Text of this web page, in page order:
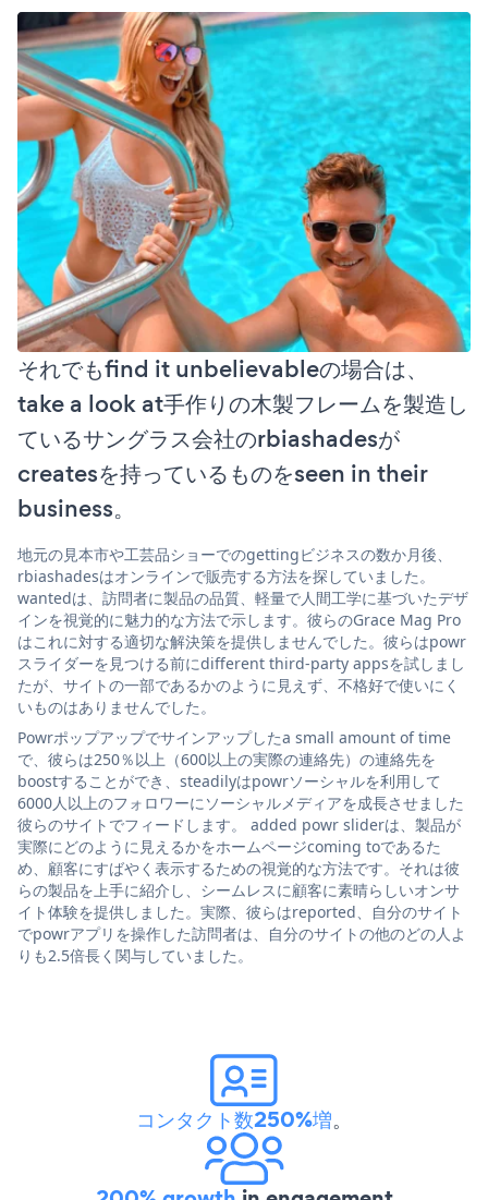
それでもfind it unbelievableの場合は、
take a look at手作りの木製フレームを製造し
ているサングラス会社のrbiashadesが
createsを持っているものをseen in their
business。
地元の見本市や工芸品ショーでのgettingビジネスの数か月後、
rbiashadesはオンラインで販売する方法を探していました。
wantedは、訪問者に製品の品質、軽量で人間工学に基づいたデザ
インを視覚的に魅力的な方法で示します。彼らのGrace Mag Pro
はこれに対する適切な解決策を提供しませんでした。彼らはpowr
スライダーを見つける前にdifferent third-party appsを試しまし
たが、サイトの一部であるかのように見えず、不格好で使いにく
いものはありませんでした。
Powrポップアップでサインアップしたa small amount of time
で、彼らは250％以上（600以上の実際の連絡先）の連絡先を
boostすることができ、steadilyはpowrソーシャルを利用して
6000人以上のフォロワーにソーシャルメディアを成長させました
彼らのサイトでフィードします。 added powr sliderは、製品が
実際にどのように見えるかをホームページcoming toであるた
め、顧客にすばやく表示するための視覚的な方法です。それは彼
らの製品を上手に紹介し、シームレスに顧客に素晴らしいオンサ
イト体験を提供しました。実際、彼らはreported、自分のサイト
でpowrアプリを操作した訪問者は、自分のサイトの他のどの人よ
りも2.5倍長く関与していました。
コンタクト数250%増。